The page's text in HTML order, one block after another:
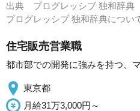
出典 プログレッシブ 独和辞典
プログレッシブ 独和辞典につ
住宅販売営業職
都市部での開発に強みを持つ、
東京都
月給31万3,000円～